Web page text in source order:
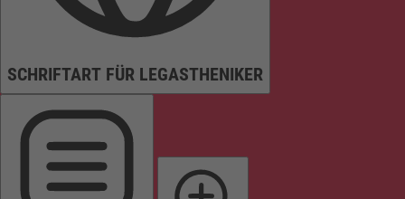
SCHRIFTART FÜR LEGASTHENIKER